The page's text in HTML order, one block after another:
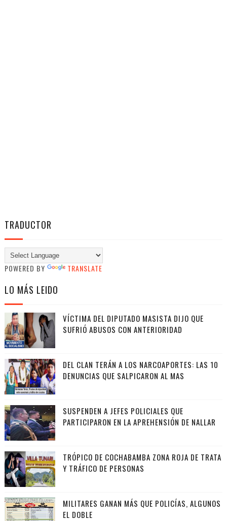
TRADUCTOR
POWERED BY TRANSLATE
LO MÁS LEIDO
VÍCTIMA DEL DIPUTADO MASISTA DIJO QUE
SUFRIÓ ABUSOS CON ANTERIORIDAD
DEL CLAN TERÁN A LOS NARCOAPORTES: LAS 10
DENUNCIAS QUE SALPICARON AL MAS
SUSPENDEN A JEFES POLICIALES QUE
PARTICIPARON EN LA APREHENSIÓN DE NALLAR
TRÓPICO DE COCHABAMBA ZONA ROJA DE TRATA
Y TRÁFICO DE PERSONAS
MILITARES GANAN MÁS QUE POLICÍAS, ALGUNOS
EL DOBLE